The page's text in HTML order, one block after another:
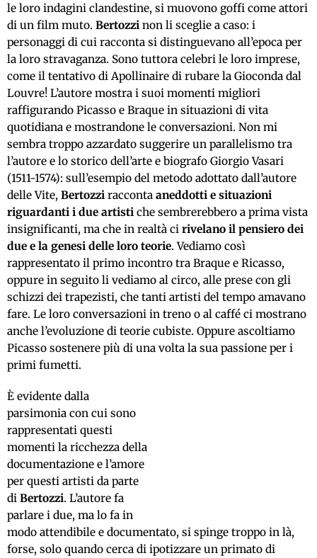
le loro indagini clandestine, si muovono goffi come attori
di un film muto. Bertozzi non li sceglie a caso: i
personaggi di cui racconta si distinguevano all’epoca per
la loro stravaganza. Sono tuttora celebri le loro imprese,
come il tentativo di Apollinaire di rubare la Gioconda dal
Louvre! L’autore mostra i suoi momenti migliori
raffigurando Picasso e Braque in situazioni di vita
quotidiana e mostrandone le conversazioni. Non mi
sembra troppo azzardato suggerire un parallelismo tra
l’autore e lo storico dell’arte e biografo Giorgio Vasari
(1511-1574): sull’esempio del metodo adottato dall’autore
delle Vite, Bertozzi racconta aneddotti e situazioni
riguardanti i due artisti che sembrerebbero a prima vista
insignificanti, ma che in realtà ci rivelano il pensiero dei
due e la genesi delle loro teorie. Vediamo così
rappresentato il primo incontro tra Braque e Ricasso,
oppure in seguito li vediamo al circo, alle prese con gli
schizzi dei trapezisti, che tanti artisti del tempo amavano
fare. Le loro conversazioni in treno o al caffé ci mostrano
anche l’evoluzione di teorie cubiste. Oppure ascoltiamo
Picasso sostenere più di una volta la sua passione per i
primi fumetti.
È evidente dalla
parsimonia con cui sono
rappresentati questi
momenti la ricchezza della
documentazione e l’amore
per questi artisti da parte
di Bertozzi. L’autore fa
parlare i due, ma lo fa in
modo attendibile e documentato, si spinge troppo in là,
forse, solo quando cerca di ipotizzare un primato di